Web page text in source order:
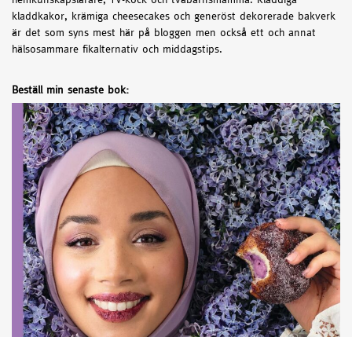
kladdkakor, krämiga cheesecakes och generöst dekorerade bakverk
är det som syns mest här på bloggen men också ett och annat
hälsosammare fikalternativ och middagstips.
Beställ min senaste bok: